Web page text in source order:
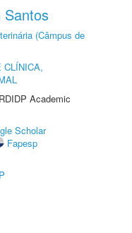
Santos
(Câmpus de
CLÍNICA,
Academic
Scholar
Fapesp